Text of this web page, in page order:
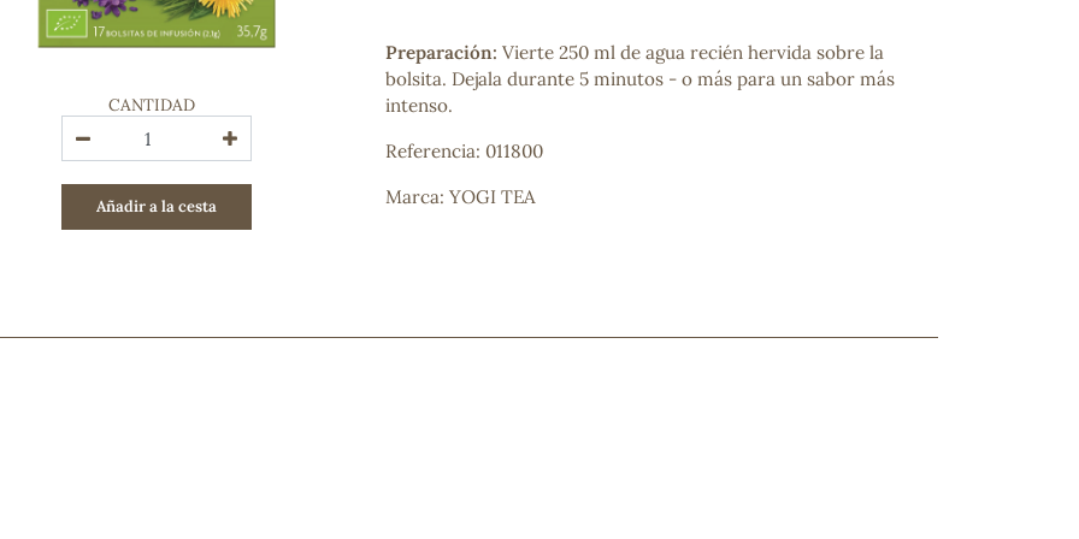
Energía
Antioxidantes
COSMÉTICA E HIGIENE PERSONAL
Cremas, lociones y aceites corporales
Hombre
Higiene personal
Labiales
Higiene íntima
CANTIDAD
Añadir a la cesta
Preparación: Vierte 250 ml de agua recién hervida sobre la
bolsita. Dejala durante 5 minutos - o más para un sabor más
intenso.
Referencia: 011800
Marca: YOGI TEA